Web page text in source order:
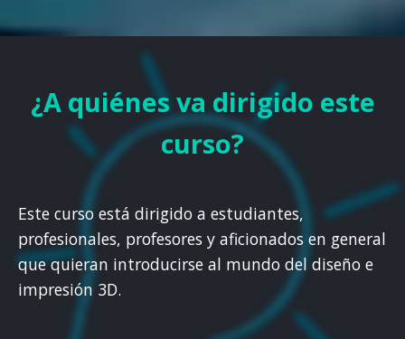
¿A quiénes va dirigido este
curso?
Este curso está dirigido a estudiantes,
profesionales, profesores y aficionados en general
que quieran introducirse al mundo del diseño e
impresión 3D.